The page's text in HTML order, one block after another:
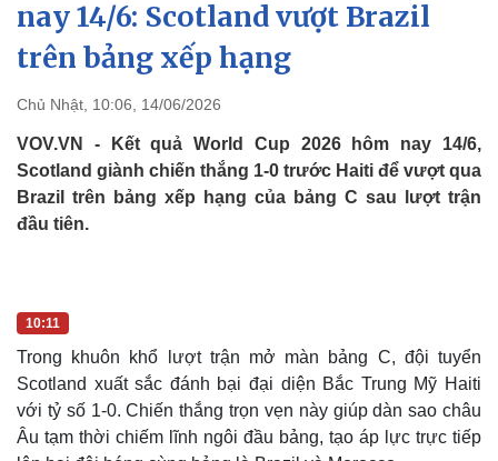
Tổ chức nhân sự
Quốc hội
Nhận diện sự thật
Tin 24h
Dự báo thời tiết
Giáo dục
Dấu ấn VOV
nay 14/6: Scotland vượt Brazil
trên bảng xếp hạng
Chủ Nhật, 10:06, 14/06/2026
VOV.VN - Kết quả World Cup 2026 hôm nay 14/6,
Scotland giành chiến thắng 1-0 trước Haiti để vượt qua
Brazil trên bảng xếp hạng của bảng C sau lượt trận
đầu tiên.
10:11
Trong khuôn khổ lượt trận mở màn bảng C, đội tuyển
Scotland xuất sắc đánh bại đại diện Bắc Trung Mỹ Haiti
với tỷ số 1-0. Chiến thắng trọn vẹn này giúp dàn sao châu
Âu tạm thời chiếm lĩnh ngôi đầu bảng, tạo áp lực trực tiếp